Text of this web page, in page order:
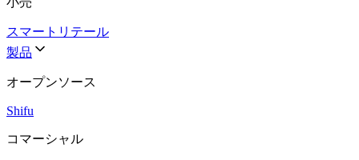
スマートリテール
製品
オープンソース
Shifu
コマーシャル